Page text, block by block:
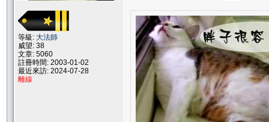
等級: 大法師
威望: 38
文章: 5060
註冊時間: 2003-01-02
最近來訪: 2024-07-28
離線